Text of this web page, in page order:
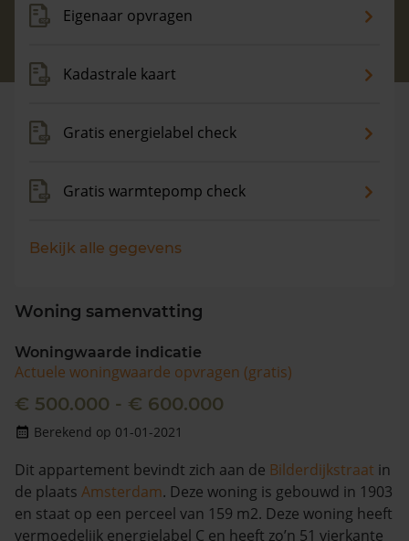
Eigenaar opvragen
Kadastrale kaart
Gratis energielabel check
Gratis warmtepomp check
Bekijk alle gegevens
Woning samenvatting
Woningwaarde indicatie
Actuele woningwaarde opvragen (gratis)
€ 500.000 - € 600.000
Berekend op 01-01-2021
Dit appartement bevindt zich aan de Bilderdijkstraat in
de plaats Amsterdam. Deze woning is gebouwd in 1903
en staat op een perceel van 159 m2. Deze woning heeft
vermoedelijk energielabel C en heeft zo’n 51 vierkante